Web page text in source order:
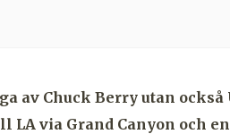
av Chuck Berry utan också
LA via Grand Canyon och